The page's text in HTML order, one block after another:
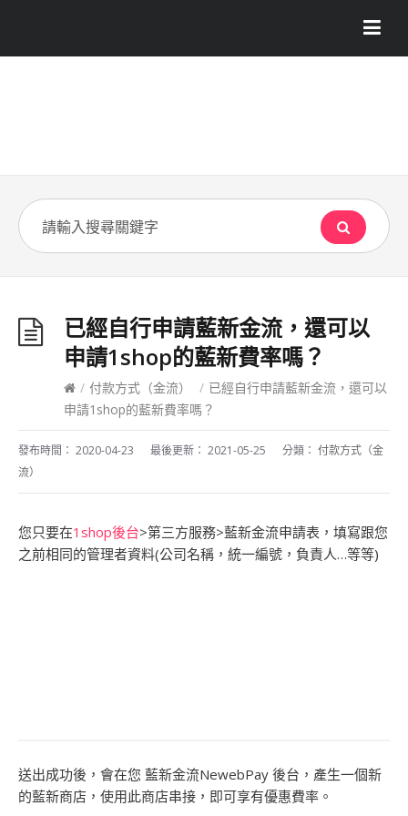
已經自行申請藍新金流，還可以
申請1shop的藍新費率嗎？
/ 付款方式（金流） / 已經自行申請藍新金流，還可以
申請1shop的藍新費率嗎？
發布時間： 2020-04-23 最後更新： 2021-05-25 分類： 付款方式（金
流）
您只要在1shop後台>第三方服務>藍新金流申請表，填寫跟您
之前相同的管理者資料(公司名稱，統一編號，負責人…等等)
送出成功後，會在您 藍新金流NewebPay 後台，產生一個新
的藍新商店，使用此商店串接，即可享有優惠費率。